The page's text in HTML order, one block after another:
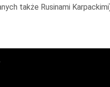
także Rusinami